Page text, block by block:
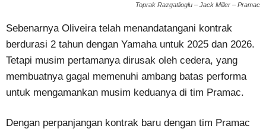
Toprak Razgatlioglu – Jack Miller – Pramac
Sebenarnya Oliveira telah menandatangani kontrak
berdurasi 2 tahun dengan Yamaha untuk 2025 dan 2026.
Tetapi musim pertamanya dirusak oleh cedera, yang
membuatnya gagal memenuhi ambang batas performa
untuk mengamankan musim keduanya di tim Pramac.
Dengan perpanjangan kontrak baru dengan tim Pramac